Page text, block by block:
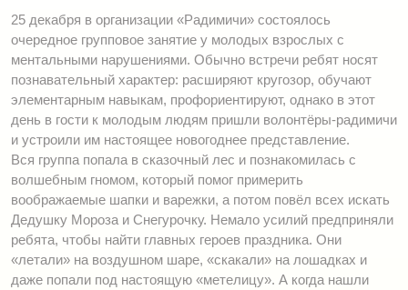
25 декабря в организации «Радимичи» состоялось
очередное групповое занятие у молодых взрослых с
ментальными нарушениями. Обычно встречи ребят носят
познавательный характер: расширяют кругозор, обучают
элементарным навыкам, профориентируют, однако в этот
день в гости к молодым людям пришли волонтёры-радимичи
и устроили им настоящее новогоднее представление.
Вся группа попала в сказочный лес и познакомилась с
волшебным гномом, который помог примерить
воображаемые шапки и варежки, а потом повёл всех искать
Дедушку Мороза и Снегурочку. Немало усилий предприняли
ребята, чтобы найти главных героев праздника. Они
«летали» на воздушном шаре, «скакали» на лошадках и
даже попали под настоящую «метелицу». А когда нашли